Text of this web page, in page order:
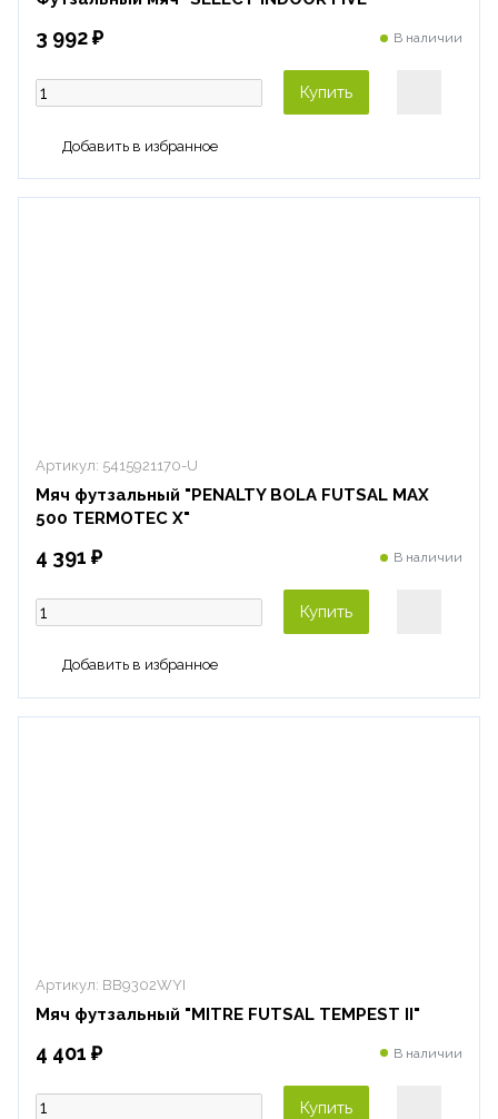
3 992 ₽ В наличии
Купить
Артикул: 5415921170-U
Мяч футзальный "PENALTY BOLA FUTSAL MAX
500 TERMOTEC X"
4 391 ₽ В наличии
Купить
Артикул: BB9302WYI
Мяч футзальный "MITRE FUTSAL TEMPEST II"
4 401 ₽ В наличии
Купить